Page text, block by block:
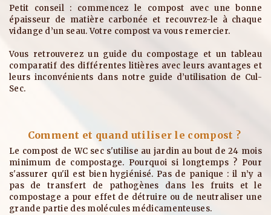
Petit conseil : commencez le compost avec une bonne
épaisseur de matière carbonée et recouvrez-le à chaque
vidange d’un seau. Votre compost va vous remercier.
Vous retrouverez un guide du compostage et un tableau
comparatif des différentes litières avec leurs avantages et
leurs inconvénients dans notre guide d’utilisation de Cul-
Sec.
Comment et quand utiliser le compost ?
Le compost de WC sec s'utilise au jardin au bout de 24 mois
minimum de compostage. Pourquoi si longtemps ? Pour
s'assurer qu'il est bien hygiénisé. Pas de panique : il n’y a
pas de transfert de pathogènes dans les fruits et le
compostage a pour effet de détruire ou de neutraliser une
grande partie des molécules médicamenteuses.